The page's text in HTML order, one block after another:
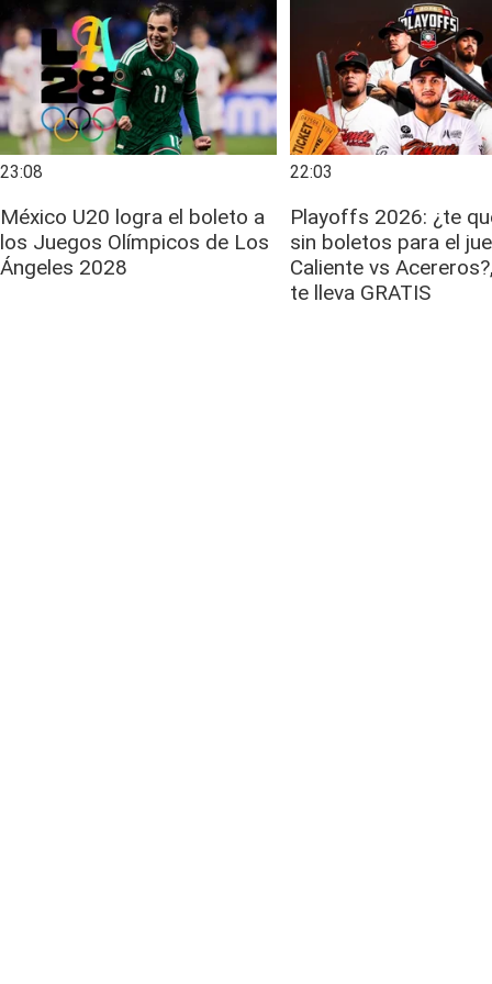
23:08
México U20 logra el boleto a
los Juegos Olímpicos de Los
Ángeles 2028
22:03
Playoffs 2026: ¿te
sin boletos para el
Caliente vs
te lleva GRATIS